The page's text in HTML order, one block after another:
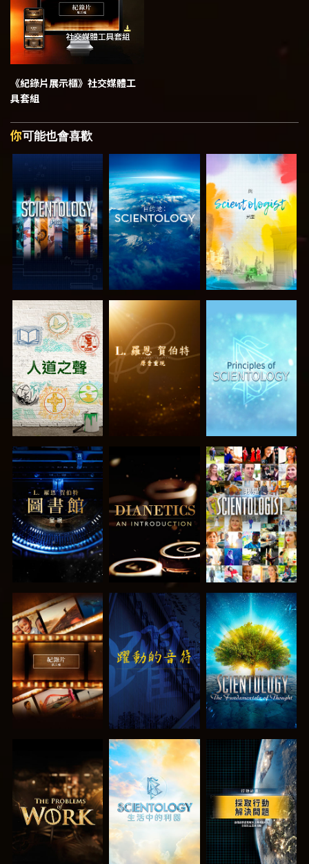
《紀錄片展示櫃》 社交媒體工
具套組
你可能也會喜歡
探索系列節目 探索系列節目 探索系列節目
探索系列節目 探索系列節目 觀看
探索系列節目 觀看 探索系列節目
探索系列節目 探索系列節目 觀看